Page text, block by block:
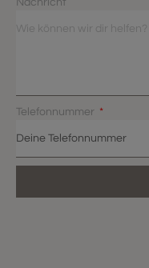
Telefonnummer